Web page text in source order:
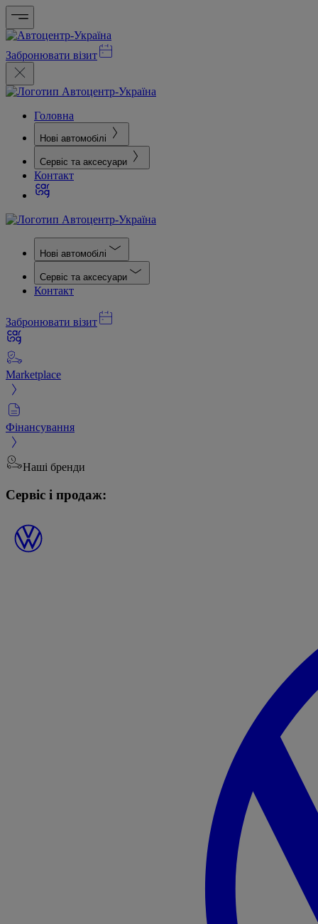
Забронювати візит
Головна
Нові автомобілі
Сервіс та аксесуари
Контакт
Нові автомобілі
Сервіс та аксесуари
Контакт
Забронювати візит
Marketplace
Фінансування
Наші бренди
Сервіс і продаж: